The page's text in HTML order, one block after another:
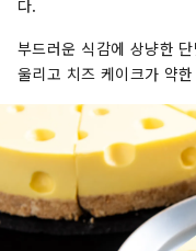
다.
부드러운 식감에 상냥한
울리고 치즈 케이크가 약